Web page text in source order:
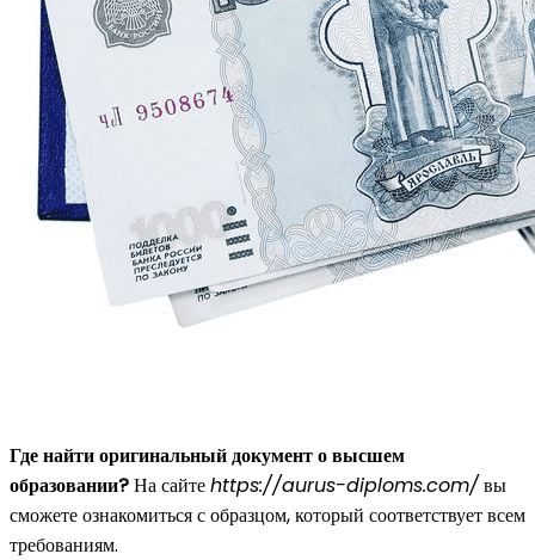
Где найти оригинальный документ о высшем
образовании?На сайтеhttps://aurus-diploms.com/вы
сможете ознакомиться с образцом, который соответствует всем
требованиям.